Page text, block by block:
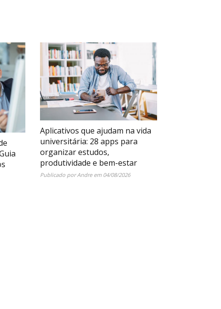
Aplicativos que ajudam na vida
universitária: 28 apps para
organizar estudos,
produtividade e bem-estar
Publicado porAndreem 04/08/2026